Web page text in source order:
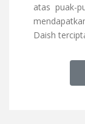
atas puak-
Daish